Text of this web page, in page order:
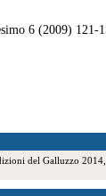
6 (2009)
del Galluzzo